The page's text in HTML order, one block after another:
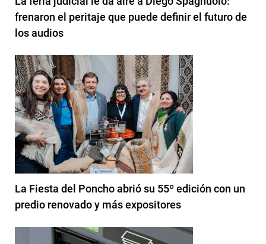
frenaron el peritaje que puede definir el futuro de
los audios
La Fiesta del Poncho abrió su 55º edición con un
predio renovado y más expositores